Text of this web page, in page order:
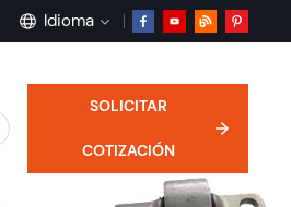
Idioma
SOLICITAR
COTIZACIÓN